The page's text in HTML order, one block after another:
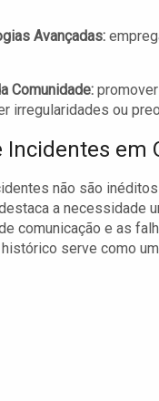
Avançadas:
Comunidade:
irregularidades ou
Incidentes em
não são
a necessidade
comunicação e as
serve como